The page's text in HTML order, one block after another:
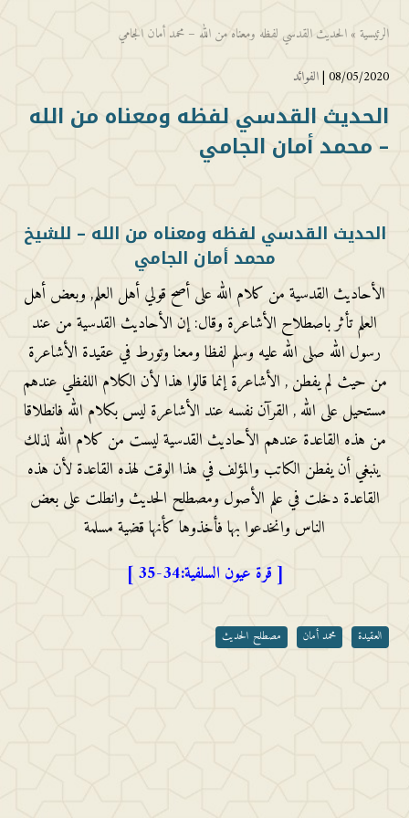
الرئيسية » الحديث القدسي لفظه ومعناه من الله – محمد أمان الجامي
08/05/2020 | الفوائد
الحديث القدسي لفظه ومعناه من الله
– محمد أمان الجامي
الحديث القدسي لفظه ومعناه من الله – للشيخ
محمد أمان الجامي
الأحاديث القدسية من كلام الله على أصح قولي أهل العلم, وبعض أهل
العلم تأثر باصطلاح الأشاعرة وقال: إن الأحاديث القدسية من عند
رسول الله صلى الله عليه وسلم لفظا ومعنا وتورط في عقيدة الأشاعرة
من حيث لم يفطن , الأشاعرة إنما قالوا هذا لأن الكلام اللفظي عندهم
مستحيل على الله , القرآن نفسه عند الأشاعرة ليس بكلام الله فانطلاقا
من هذه القاعدة عندهم الأحاديث القدسية ليست من كلام الله لذلك
ينبغي أن يفطن الكاتب والمؤلف في هذا الوقت لهذه القاعدة لأن هذه
القاعدة دخلت في علم الأصول ومصطلح الحديث وانطلت على بعض
الناس وانخدعوا بها فأخذوها كأنها قضية مسلمة
[ قرة عيون السلفية:34-35 ]
العقيدة محمد أمان مصطلح الحديث